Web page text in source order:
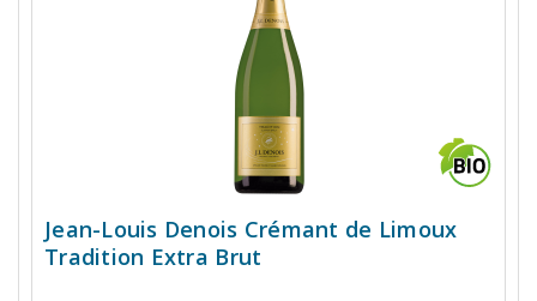
Jean-Louis Denois Crémant de Limoux
Tradition Extra Brut